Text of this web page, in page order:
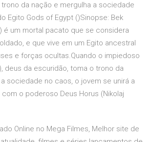
da nação e mergulha a sociedade
Egito Gods of Egypt ()Sinopse: Bek
é um mortal pacato que se considera
e que vive em um Egito ancestral
e forças ocultas.Quando o impiedoso
deus da escuridão, toma o trono da
sociedade no caos, o jovem se unirá a
o poderoso Deus Horus (Nikolaj
Online no Mega Filmes, Melhor site de